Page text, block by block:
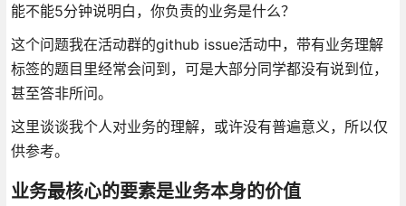
能不能5分钟说明白，你负责的业务是什么？
这个问题我在活动群的github issue活动中，带有业务理解
标签的题目里经常会问到，可是大部分同学都没有说到位，
甚至答非所问。
这里谈谈我个人对业务的理解，或许没有普遍意义，所以仅
供参考。
业务最核心的要素是业务本身的价值